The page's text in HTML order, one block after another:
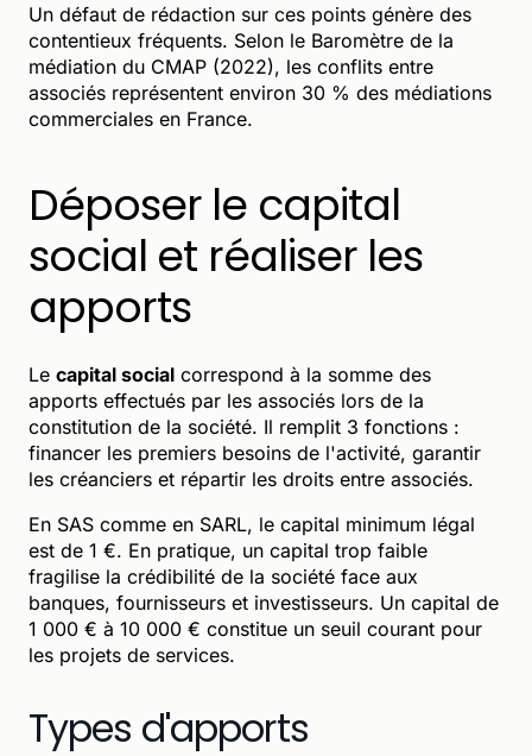
Un défaut de rédaction sur ces points génère des
contentieux fréquents. Selon le Baromètre de la
médiation du CMAP (2022), les conflits entre
associés représentent environ 30 % des médiations
commerciales en France.
Déposer le capital
social et réaliser les
apports
Le capital social correspond à la somme des
apports effectués par les associés lors de la
constitution de la société. Il remplit 3 fonctions :
financer les premiers besoins de l'activité, garantir
les créanciers et répartir les droits entre associés.
En SAS comme en SARL, le capital minimum légal
est de 1 €. En pratique, un capital trop faible
fragilise la crédibilité de la société face aux
banques, fournisseurs et investisseurs. Un capital de
1 000 € à 10 000 € constitue un seuil courant pour
les projets de services.
Types d'apports